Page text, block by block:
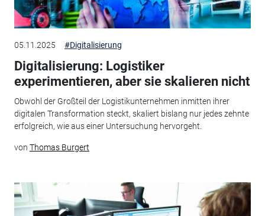
05.11.2025 #Digitalisierung
Digitalisierung: Logistiker
experimentieren, aber sie skalieren nicht
Obwohl der Großteil der Logistikunternehmen inmitten ihrer
digitalen Transformation steckt, skaliert bislang nur jedes zehnte
erfolgreich, wie aus einer Untersuchung hervorgeht.
von Thomas Burgert